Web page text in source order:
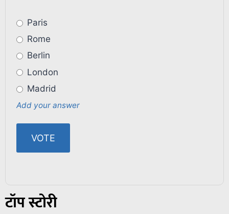
Paris
Rome
Berlin
London
Madrid
Add your answer
टॉप स्टोरी